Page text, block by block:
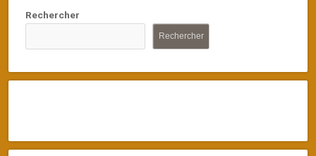
Rechercher
Rechercher